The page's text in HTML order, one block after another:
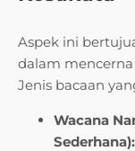
Aspek ini
dalam
Jenis bacaan
Wacana
Sederhana):